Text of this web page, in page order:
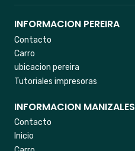
INFORMACION PEREIRA
Contacto
Carro
ubicacion pereira
Tutoriales impresoras
INFORMACION MANIZALES
Contacto
Inicio